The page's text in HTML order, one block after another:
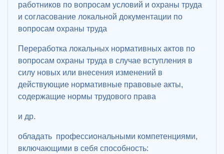
работников по вопросам условий и охраны труда
и согласование локальной документации по
вопросам охраны труда
Переработка локальных нормативных актов по
вопросам охраны труда в случае вступления в
силу новых или внесения изменений в
действующие нормативные правовые акты,
содержащие нормы трудового права
и др.
обладать профессиональными компетенциями,
включающими в себя способность: